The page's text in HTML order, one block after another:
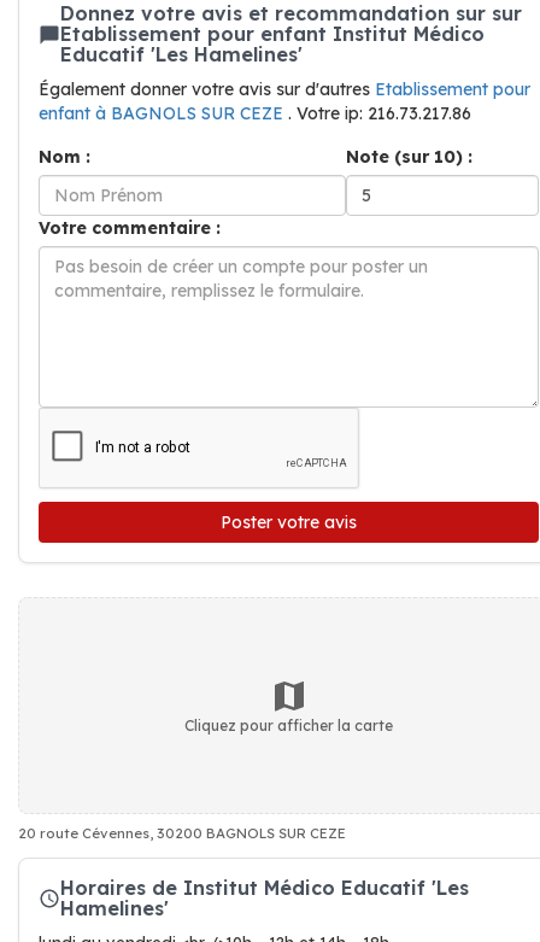
Donnez votre avis et recommandation sur sur
Etablissement pour enfant Institut Médico
Educatif 'Les Hamelines'
Également donner votre avis sur d'autres Etablissement pour
enfant à BAGNOLS SUR CEZE . Votre ip: 216.73.217.86
Nom :
Note (sur 10) :
Votre commentaire :
Poster votre avis
Cliquez pour afficher la carte
20 route Cévennes, 30200 BAGNOLS SUR CEZE
Horaires de Institut Médico Educatif 'Les
Hamelines'